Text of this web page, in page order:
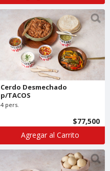
Cerdo Desmechado
p/TACOS
4 pers.
$77,500
Agregar al Carrito